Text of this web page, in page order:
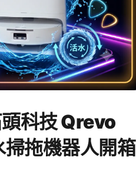
科技 Qrevo
拖機器人開箱